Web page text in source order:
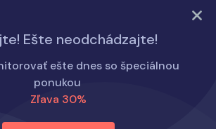
Vyskúšajte teraz
Ešte neodchádzajte!
ešte dnes so špeciálnou
ponukou
Zľava 30%
k Eyezy
Life360: Najlepšie aplikácie na
v roku 2026